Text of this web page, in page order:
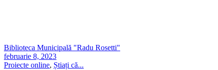
Biblioteca Municipală "Radu Rosetti"
februarie 8, 2023
Proiecte online, Știați că...